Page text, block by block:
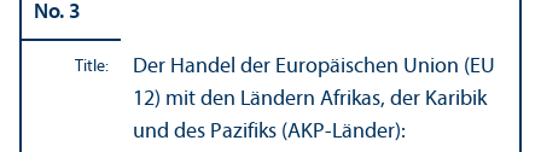
No. 3
Title:
Der Handel der Europäischen Union (EU
12) mit den Ländern Afrikas, der Karibik
und des Pazifiks (AKP-Länder):